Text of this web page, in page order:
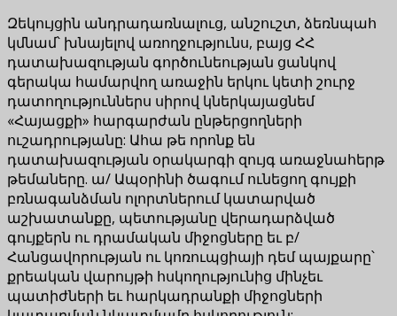
Զեկույցին անդրադառնալուց, անշուշտ, ձեռնպահ
կմնամ՝ խնայելով առողջությունս, բայց ՀՀ
դատախազության գործունեության ցանկով
գերակա համարվող առաջին երկու կետի շուրջ
դատողություններս սիրով կներկայացնեմ
«Հայացքի» հարգարժան ընթերցողների
ուշադրությանը: Ահա թե որոնք են
դատախազության օրակարգի զույգ առաջնահերթ
թեմաները. ա/ Ապօրինի ծագում ունեցող գույքի
բռնագանձման ոլորտներում կատարված
աշխատանքը, պետությանը վերադարձված
գույքերն ու դրամական միջոցները եւ բ/
Հանցավորության ու կոռուպցիայի դեմ պայքարը՝
քրեական վարույթի հսկողությունից մինչեւ
պատիժների եւ հարկադրանքի միջոցների